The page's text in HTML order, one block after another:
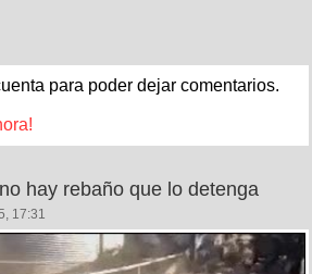
para poder dejar comentarios.
hay rebaño que lo detenga
17:31